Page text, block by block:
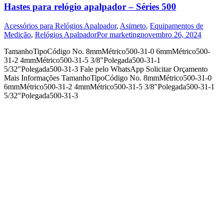
Hastes para relógio apalpador – Séries 500
Acessórios para Relógios Apalpador, Asimeto, Equipamentos de
Medição, Relógios ApalpadorPormarketingnovembro 26, 2024
TamanhoTipoCódigo No. 8mmMétrico500-31-0 6mmMétrico500-
31-2 4mmMétrico500-31-5 3/8″Polegada500-31-1
5/32″Polegada500-31-3 Fale pelo WhatsApp Solicitar Orçamento
Mais Informações TamanhoTipoCódigo No. 8mmMétrico500-31-0
6mmMétrico500-31-2 4mmMétrico500-31-5 3/8″Polegada500-31-1
5/32″Polegada500-31-3